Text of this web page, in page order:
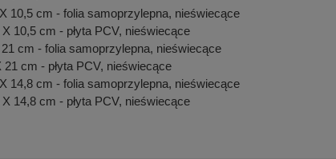
10,5 cm - folia samoprzylepna, nieświecące
10,5 cm - płyta PCV, nieświecące
cm - folia samoprzylepna, nieświecące
21 cm - płyta PCV, nieświecące
14,8 cm - folia samoprzylepna, nieświecące
14,8 cm - płyta PCV, nieświecące